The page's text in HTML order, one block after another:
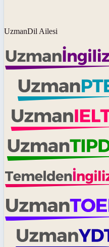
UzmanDil Ailesi